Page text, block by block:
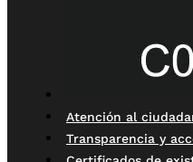
Atención al
Transparencia y